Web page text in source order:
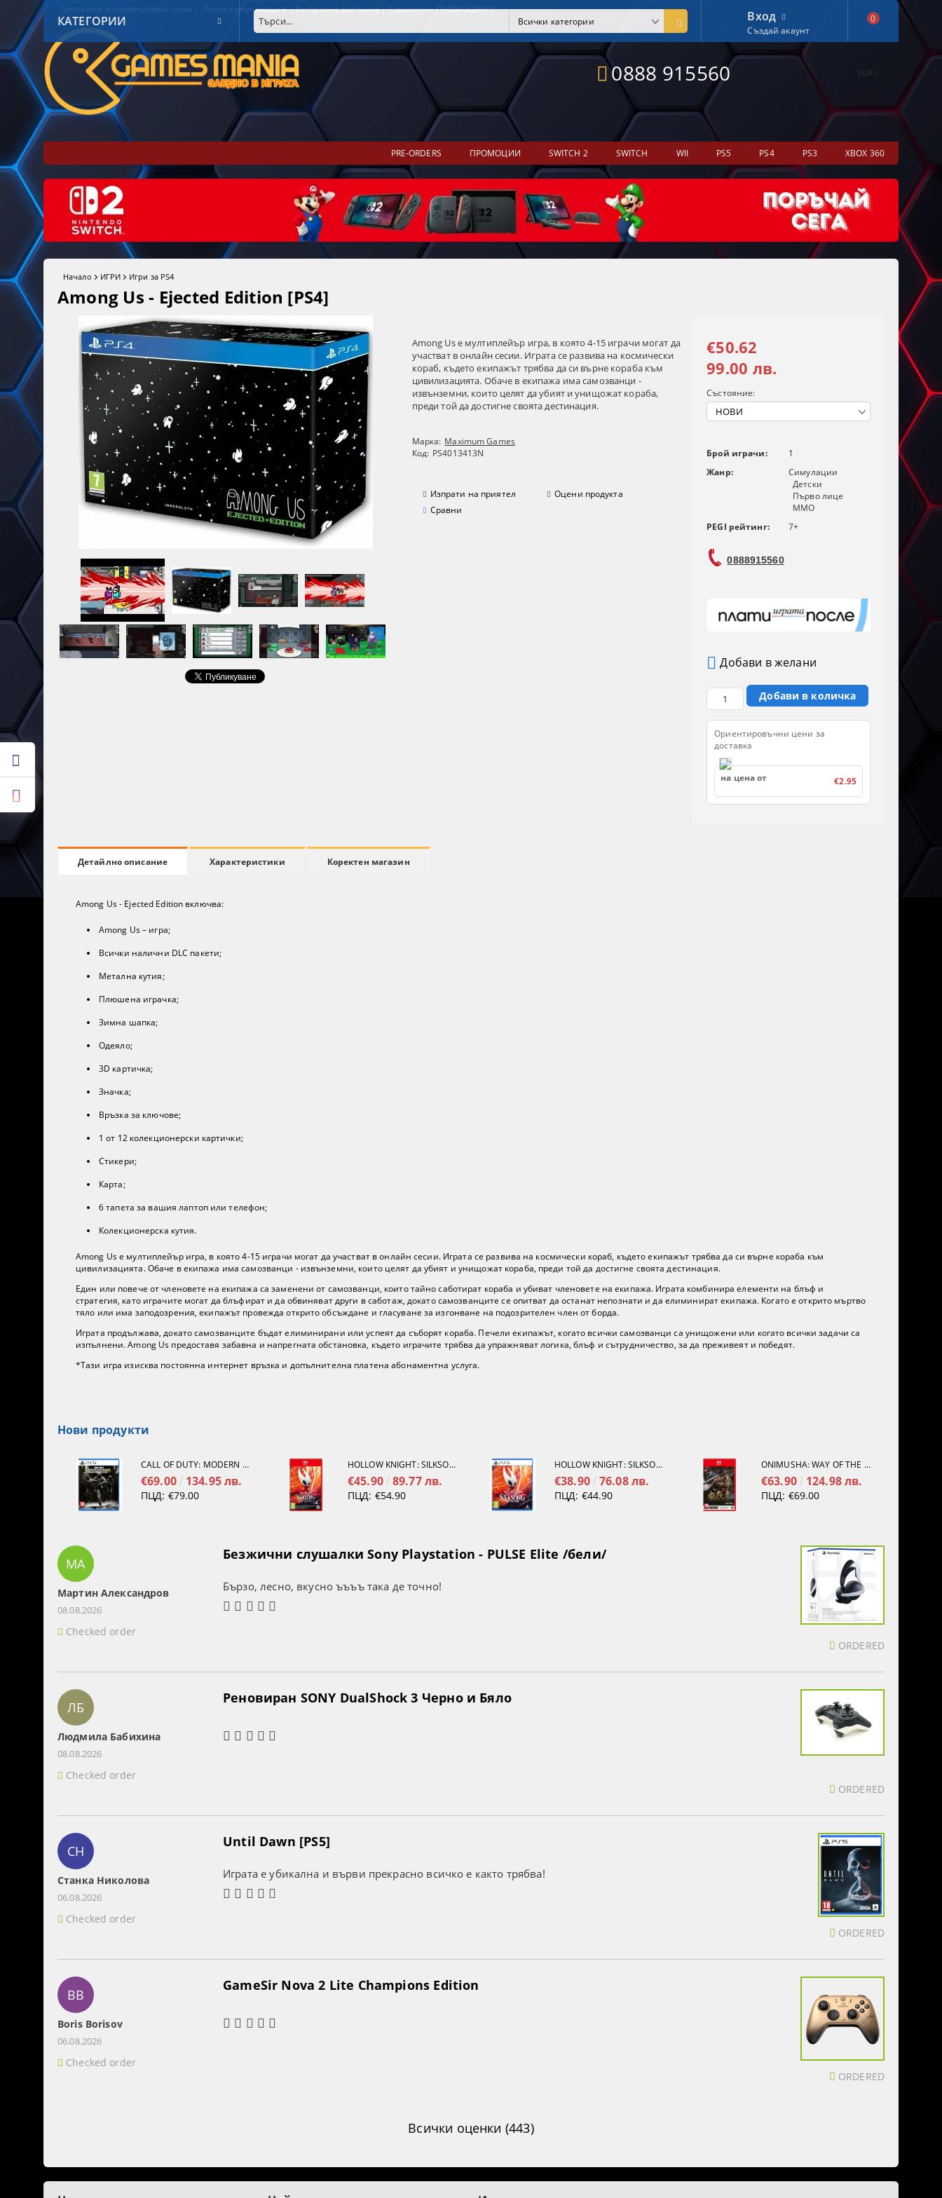
Достъпни и справедливи цени | Лесна комуникация | Експресна доставка | Страхотни ПРОМОЦИИ !!!
0888 915560 EUR
КАТЕГОРИИ Вход
Създай акаунт
0
PRE-ORDERS ПРОМОЦИИ SWITCH 2 SWITCH WII PS5 PS4 PS3 XBOX 360
Начало ИГРИ Игри за PS4
Among Us - Ejected Edition [PS4]
Among Us е мултиплейър игра, в която 4-15 играчи могат да
участват в онлайн сесии. Играта се развива на космически
кораб, където екипажът трябва да си върне кораба към
цивилизацията. Обаче в екипажа има самозванци -
извънземни, които целят да убият и унищожат кораба,
преди той да достигне своята дестинация.
Марка: Maximum Games
Код: PS4013413N
Изпрати на приятел
Оцени продукта
Сравни
€50.62
99.00 лв.
Състояние:
Брой играчи:
1
Жанр:
Симулации
Детски
Първо лице
MMO
PEGI рейтинг:
7+
0888915560
Добави в желани
Ориентировъчни цени за
доставка
на цена от €2.95
Детайлно описание Характеристики Коректен магазин
Among Us - Ejected Edition включва:
Among Us – игра;
Всички налични DLC пакети;
Метална кутия;
Плюшена играчка;
Зимна шапка;
Одеяло;
3D картичка;
Значка;
Връзка за ключове;
1 от 12 колекционерски картички;
Стикери;
Карта;
6 тапета за вашия лаптоп или телефон;
Колекционерска кутия.
Among Us е мултиплейър игра, в която 4-15 играчи могат да участват в онлайн сесии. Играта се развива на космически кораб, където екипажът трябва да си върне кораба към
цивилизацията. Обаче в екипажа има самозванци - извънземни, които целят да убият и унищожат кораба, преди той да достигне своята дестинация.
Един или повече от членовете на екипажа са заменени от самозванци, които тайно саботират кораба и убиват членовете на екипажа. Играта комбинира елементи на блъф и
стратегия, като играчите могат да блъфират и да обвиняват други в саботаж, докато самозванците се опитват да останат непознати и да елиминират екипажа. Когато е открито мъртво
тяло или има заподозрения, екипажът провежда открито обсъждане и гласуване за изгонване на подозрителен член от борда.
Играта продължава, докато самозванците бъдат елиминирани или успеят да съборят кораба. Печели екипажът, когато всички самозванци са унищожени или когато всички задачи са
изпълнени. Among Us предоставя забавна и напрегната обстановка, където играчите трябва да упражняват логика, блъф и сътрудничество, за да преживеят и победят.
*Тази игра изисква постоянна интернет връзка и допълнителна платена абонаментна услуга.
Нови продукти
CALL OF DUTY: MODERN WARFARE 4[PS5]
€69.00 134.95 лв.
ПЦД: €79.00
HOLLOW KNIGHT: SILKSONG [NINTENDO SWITCH 2]
€45.90 89.77 лв.
ПЦД: €54.90
HOLLOW KNIGHT: SILKSONG [PS5]
€38.90 76.08 лв.
ПЦД: €44.90
ONIMUSHA: WAY OF THE SWORD [NINTENDO SWITCH 2]
€63.90 124.98 лв.
ПЦД: €69.00
МА
Мартин Александров
08.08.2026
Checked order
Безжични слушалки Sony Playstation - PULSE Elite /бели/
Бързо, лесно, вкусно ъъъъ така де точно!
ORDERED
ЛБ
Людмила Бабихина
08.08.2026
Checked order
Реновиран SONY DualShock 3 Черно и Бяло
ORDERED
СН
Станка Николова
06.08.2026
Checked order
Until Dawn [PS5]
Играта е убикална и върви прекрасно всичко е както трябва!
ORDERED
BB
Boris Borisov
06.08.2026
Checked order
GameSir Nova 2 Lite Champions Edition
ORDERED
Всички оценки (443)